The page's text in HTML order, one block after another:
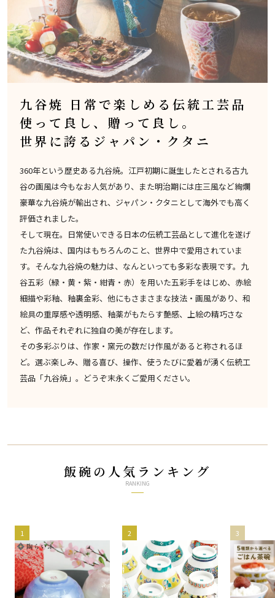
九谷焼 日常で楽しめる伝統工芸品
使って良し、贈って良し。
世界に誇るジャパン・クタニ
360年という歴史ある九谷焼。江戸初期に誕生したとされる古九
谷の画風は今もなお人気があり、また明治期には庄三風など絢爛
豪華な九谷焼が輸出され、ジャパン・クタニとして海外でも高く
評価されました。
そして現在。日常使いできる日本の伝統工芸品として進化を遂げ
た九谷焼は、国内はもちろんのこと、世界中で愛用されていま
す。そんな九谷焼の魅力は、なんといっても多彩な表現です。九
谷五彩（緑・黄・紫・紺青・赤）を用いた五彩手をはじめ、赤絵
細描や彩釉、釉裏金彩、他にもさまさまな技法・画風があり、和
絵具の重厚感や透明感、釉薬がもたらす艶感、上絵の精巧さな
ど、作品それぞれに独自の美が存在します。
その多彩ぶりは、作家・窯元の数だけ作風があると称されるほ
ど。選ぶ楽しみ、贈る喜び、操作、使うたびに愛着が湧く伝統工
芸品「九谷焼」。どうぞ末永くご愛用ください。
飯碗の人気ランキング
RANKING
1 2 3